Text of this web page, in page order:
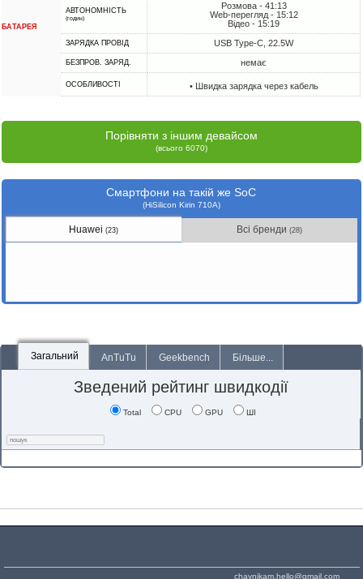
БАТАРЕЯ
АВТОНОМНІСТЬ
(годин)
Розмова - 41:13
Web-перегляд - 15:12
Відео - 15:19
ЗАРЯДКА ПРОВІД USB Type-C, 22.5W
БЕЗПРОВ. ЗАРЯД. немає
ОСОБЛИВОСТІ • Швидка зарядка через кабель
Порівняти з іншим девайсом
(всього 6070)
Смартфони на такій же SoC
(HiSilicon Kirin 710A)
Huawei(23) Всі бренди(28)
Загальний AnTuTu Geekbench Більше...
Зведений рейтинг швидкодії
Total CPU GPU ШІ
chaynikam.hello@gmail.com